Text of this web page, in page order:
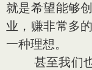
就是希望能够
业，赚非常多
一种理想。
甚至我们也